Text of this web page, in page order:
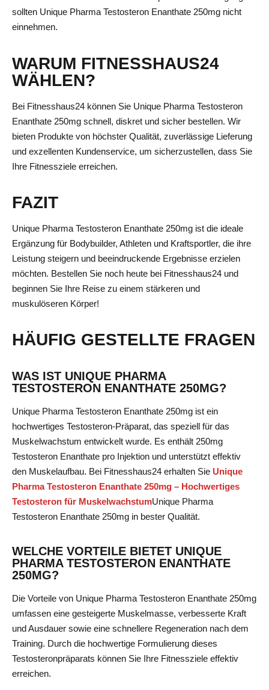
sollten Unique Pharma Testosteron Enanthate 250mg nicht
einnehmen.
WARUM FITNESSHAUS24
WÄHLEN?
Bei Fitnesshaus24 können Sie Unique Pharma Testosteron
Enanthate 250mg schnell, diskret und sicher bestellen. Wir
bieten Produkte von höchster Qualität, zuverlässige Lieferung
und exzellenten Kundenservice, um sicherzustellen, dass Sie
Ihre Fitnessziele erreichen.
FAZIT
Unique Pharma Testosteron Enanthate 250mg ist die ideale
Ergänzung für Bodybuilder, Athleten und Kraftsportler, die ihre
Leistung steigern und beeindruckende Ergebnisse erzielen
möchten. Bestellen Sie noch heute bei Fitnesshaus24 und
beginnen Sie Ihre Reise zu einem stärkeren und
muskulöseren Körper!
HÄUFIG GESTELLTE FRAGEN
WAS IST UNIQUE PHARMA
TESTOSTERON ENANTHATE 250MG?
Unique Pharma Testosteron Enanthate 250mg ist ein
hochwertiges Testosteron-Präparat, das speziell für das
Muskelwachstum entwickelt wurde. Es enthält 250mg
Testosteron Enanthate pro Injektion und unterstützt effektiv
den Muskelaufbau. Bei Fitnesshaus24 erhalten Sie Unique
Pharma Testosteron Enanthate 250mg – Hochwertiges
Testosteron für MuskelwachstumUnique Pharma
Testosteron Enanthate 250mg in bester Qualität.
WELCHE VORTEILE BIETET UNIQUE
PHARMA TESTOSTERON ENANTHATE
250MG?
Die Vorteile von Unique Pharma Testosteron Enanthate 250mg
umfassen eine gesteigerte Muskelmasse, verbesserte Kraft
und Ausdauer sowie eine schnellere Regeneration nach dem
Training. Durch die hochwertige Formulierung dieses
Testosteronpräparats können Sie Ihre Fitnessziele effektiv
erreichen.